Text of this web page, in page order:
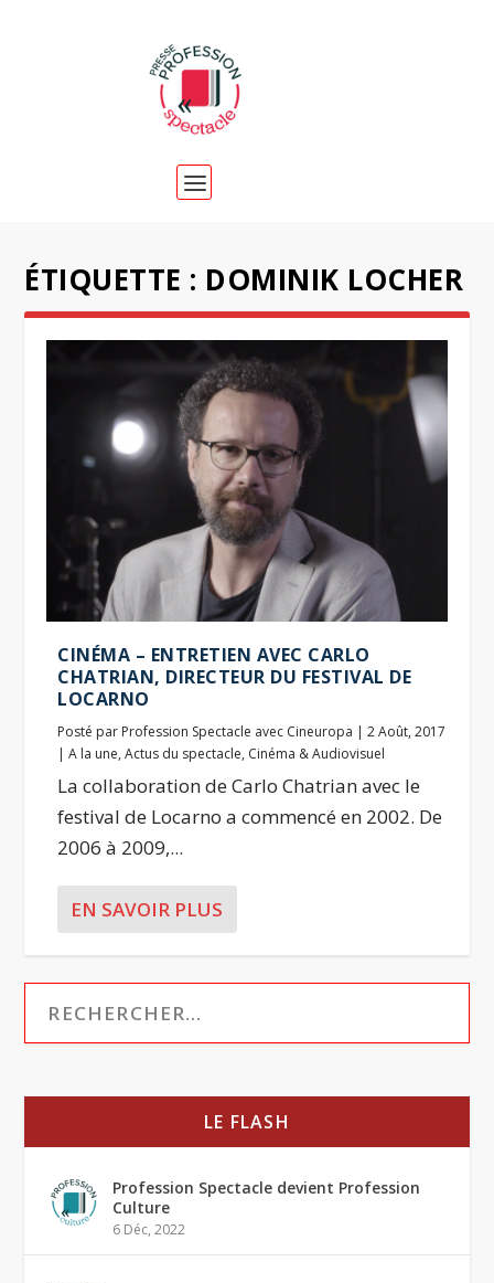
ÉTIQUETTE : DOMINIK LOCHER
CINÉMA – ENTRETIEN AVEC CARLO
CHATRIAN, DIRECTEUR DU FESTIVAL DE
LOCARNO
Posté par Profession Spectacle avec Cineuropa |2 Août, 2017
|A la une,Actus du spectacle, Cinéma & Audiovisuel
La collaboration de Carlo Chatrian avec le
festival de Locarno a commencé en 2002. De
2006 à 2009,...
EN SAVOIR PLUS
LE FLASH
Profession Spectacle devient Profession
Culture
6 Déc, 2022